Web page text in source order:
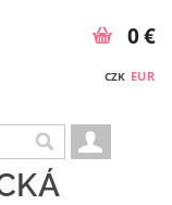
CZK EUR
0 €